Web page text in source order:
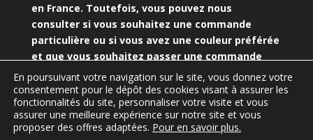
en France. Toutefois, vous pouvez nous
consulter si vous souhaitez une commande
particulière ou si vous avez une couleur préférée
et que vous souhaitez passer une commande
particulière.
En poursuivant votre navigation sur le site, vous donnez votre
consentement pour le dépôt des cookies visant à assurer les
fonctionnalités du site, personnaliser votre visite et vous
assurer une meilleure expérience sur notre site et vous
proposer des offres adaptées. Pour en savoir plus.